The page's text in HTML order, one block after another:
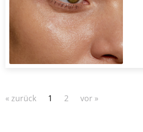
« zurück 1 2 vor »